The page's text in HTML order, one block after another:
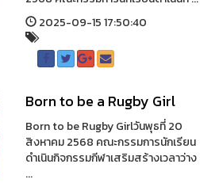
2025-09-15 17:50:40
Born to be a Rugby Girl
Born to be Rugby Girlวันพุธที่ 20
สิงหาคม 2568 คณะกรรมการนักเรียน
ดำเนินกิจกรรมกีฬาเสริมสร้างเวลาว่าง
...